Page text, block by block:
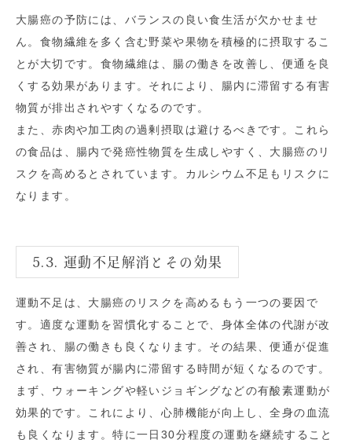
大腸癌の予防には、バランスの良い食生活が欠かせませ
ん。食物繊維を多く含む野菜や果物を積極的に摂取するこ
とが大切です。食物繊維は、腸の働きを改善し、便通を良
くする効果があります。それにより、腸内に滞留する有害
物質が排出されやすくなるのです。
また、赤肉や加工肉の過剰摂取は避けるべきです。これら
の食品は、腸内で発癌性物質を生成しやすく、大腸癌のリ
スクを高めるとされています。カルシウム不足もリスクに
なります。
5.3. 運動不足解消とその効果
運動不足は、大腸癌のリスクを高めるもう一つの要因で
す。適度な運動を習慣化することで、身体全体の代謝が改
善され、腸の働きも良くなります。その結果、便通が促進
され、有害物質が腸内に滞留する時間が短くなるのです。
まず、ウォーキングや軽いジョギングなどの有酸素運動が
効果的です。これにより、心肺機能が向上し、全身の血流
も良くなります。特に一日30分程度の運動を継続すること